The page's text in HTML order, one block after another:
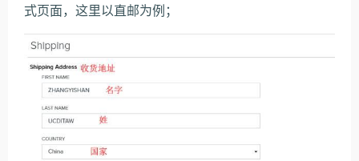
式页面，这里以直邮为例；